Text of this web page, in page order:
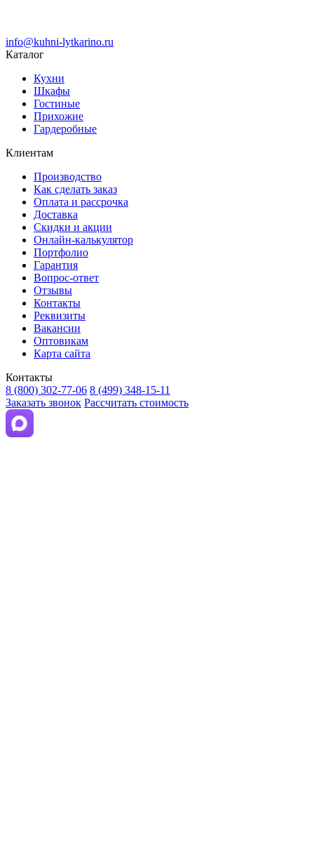
info@kuhni-lytkarino.ru
Каталог
Кухни
Шкафы
Гостиные
Прихожие
Гардеробные
Клиентам
Производство
Как сделать заказ
Оплата и рассрочка
Доставка
Скидки и акции
Онлайн-калькулятор
Портфолио
Гарантия
Вопрос-ответ
Отзывы
Контакты
Реквизиты
Вакансии
Оптовикам
Карта сайта
Контакты
8 (800) 302-77-06 8 (499) 348-15-11
Заказать звонок Рассчитать стоимость